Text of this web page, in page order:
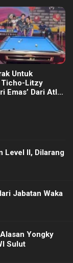
Untuk
Ticho-Litzy
Emas’ Dari Atlet
Porprov Sulut
Level II, Dilarang
Jabatan Waka
Yongky
Sulut